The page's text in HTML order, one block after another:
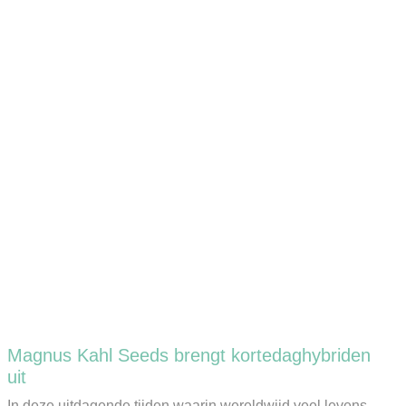
Magnus Kahl Seeds brengt kortedaghybriden
uit